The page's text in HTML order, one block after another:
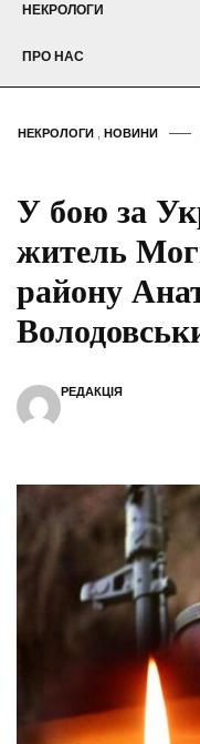
НЕКРОЛОГИ
ПРО НАС
НЕКРОЛОГИ НОВИНИ
У бою за
житель
району
РЕДАКЦІЯ